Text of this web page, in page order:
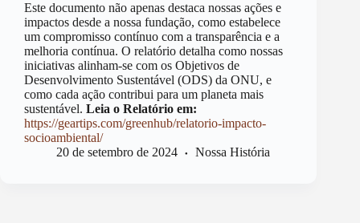
Este documento não apenas destaca nossas ações e
impactos desde a nossa fundação, como estabelece
um compromisso contínuo com a transparência e a
melhoria contínua. O relatório detalha como nossas
iniciativas alinham-se com os Objetivos de
Desenvolvimento Sustentável (ODS) da ONU, e
como cada ação contribui para um planeta mais
sustentável. Leia o Relatório em:
https://geartips.com/greenhub/relatorio-impacto-
socioambiental/
20 de setembro de 2024
Nossa História